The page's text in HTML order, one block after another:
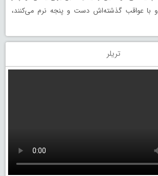
عواقب گذشته‌اش دست و پنجه نرم می‌کنند،
تریلر